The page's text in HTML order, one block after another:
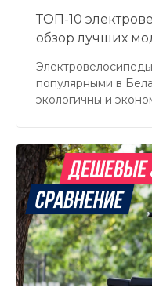
ТОП-10
обзор лучших
популярными в
экологичны и
этой статье мы
сравним их
модель подойдет